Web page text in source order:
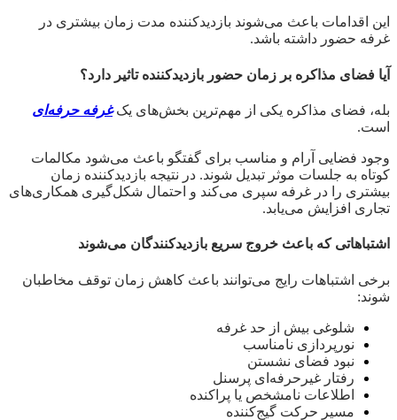
این اقدامات باعث می‌شوند بازدیدکننده مدت زمان بیشتری در
غرفه حضور داشته باشد.
آیا فضای مذاکره بر زمان حضور بازدیدکننده تاثیر دارد؟
بله، فضای مذاکره یکی از مهم‌ترین بخش‌های یکغرفه حرفه‌ای
است.
وجود فضایی آرام و مناسب برای گفتگو باعث می‌شود مکالمات
کوتاه به جلسات موثر تبدیل شوند. در نتیجه بازدیدکننده زمان
بیشتری را در غرفه سپری می‌کند و احتمال شکل‌گیری همکاری‌های
تجاری افزایش می‌یابد.
اشتباهاتی که باعث خروج سریع بازدیدکنندگان می‌شوند
برخی اشتباهات رایج می‌توانند باعث کاهش زمان توقف مخاطبان
شوند:
شلوغی بیش از حد غرفه
نورپردازی نامناسب
نبود فضای نشستن
رفتار غیرحرفه‌ای پرسنل
اطلاعات نامشخص یا پراکنده
مسیر حرکت گیج‌کننده